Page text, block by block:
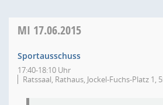
MI 17.06.2015
Sportausschuss
17:40-18:10 Uhr
Ratssaal, Rathaus, Jockel-Fuchs-Platz 1,